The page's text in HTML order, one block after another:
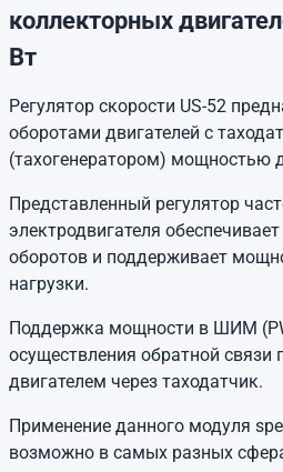
коллекторных
Вт
Регулятор скорости US-52
оборотами двигателей с
(тахогенератором) мощностью
Представленный регулятор
электродвигателя
оборотов и поддерживает
нагрузки.
Поддержка мощности в ШИМ
осуществления обратной связи
двигателем через таходатчик.
Применение данного модуля
возможно в самых разных